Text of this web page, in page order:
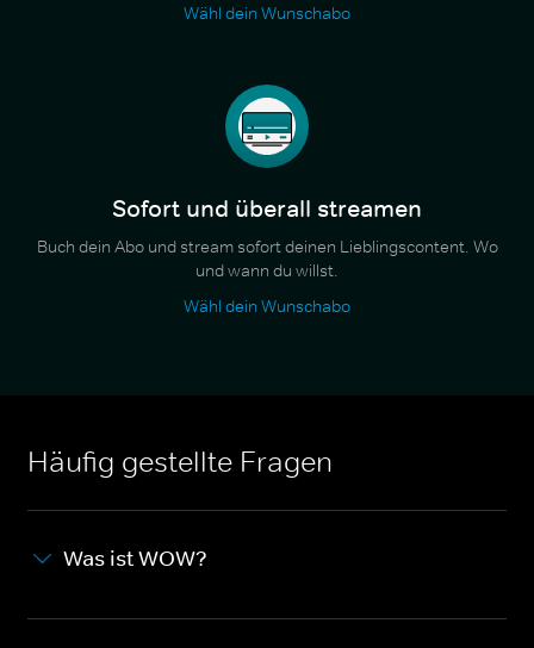
Wähl dein Wunschabo
Sofort und überall streamen
Buch dein Abo und stream sofort deinen Lieblingscontent. Wo
und wann du willst.
Wähl dein Wunschabo
Häufig gestellte Fragen
Was ist WOW?